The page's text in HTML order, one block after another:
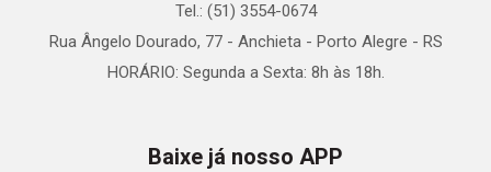
Tel.: (51) 3554-0674
Rua Ângelo Dourado, 77 - Anchieta - Porto Alegre - RS
HORÁRIO: Segunda a Sexta: 8h às 18h.
Baixe já nosso APP